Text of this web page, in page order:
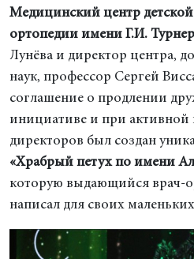
Медицинский центр
ортопедии имени Г.И.
Лунёва и директор центра,
наук, профессор Сергей
соглашение о продлении
инициативе и при активной
директоров был создан
«Храбрый петух по имени
которую выдающийся врач-
написал для своих